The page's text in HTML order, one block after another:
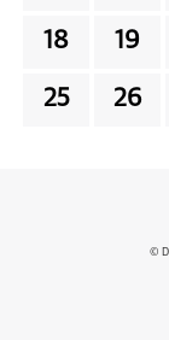
18 19
25 26
©